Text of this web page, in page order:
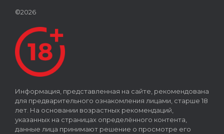
©2026
Информация, представленная на сайте, рекомендована
для предварительного ознакомления лицами, старше 18
лет. На основании возрастных рекомендаций,
указанных на страницах определённого контента,
данные лица принимают решение о просмотре его